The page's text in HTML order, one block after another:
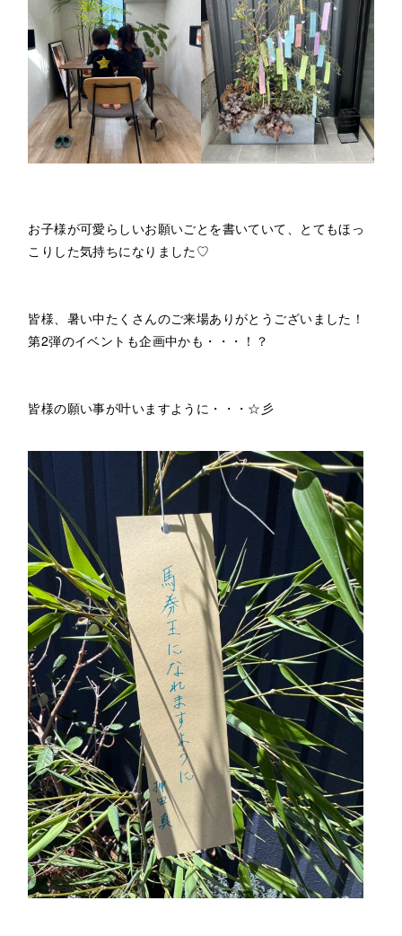
お子様が可愛らしいお願いごとを書いていて、とてもほっ
こりした気持ちになりました♡
皆様、暑い中たくさんのご来場ありがとうございました！
第2弾のイベントも企画中かも・・・！？
皆様の願い事が叶いますように・・・☆彡